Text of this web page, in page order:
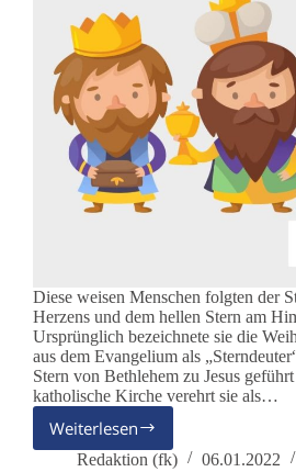
Diese weisen Menschen folgten der
Herzens und dem hellen Stern am
Ursprünglich bezeichnete sie die
aus dem Evangelium als
Stern von Bethlehem zu Jesus
katholische Kirche verehrt sie als…
WeiterlesenSterndeuter:
Die
Redaktion (fk) 06.01.2022